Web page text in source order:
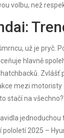
volbu, než
už je pryč.
hlavně
mezi
stačí na
jednoduchou
2025 –